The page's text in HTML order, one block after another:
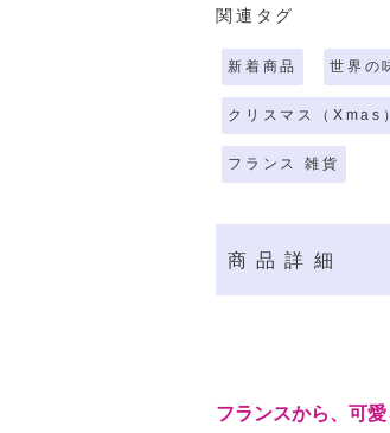
関連タグ
新着商品 世界の
クリスマス（Xmas
フランス 雑貨
商品詳細
フランスから、可